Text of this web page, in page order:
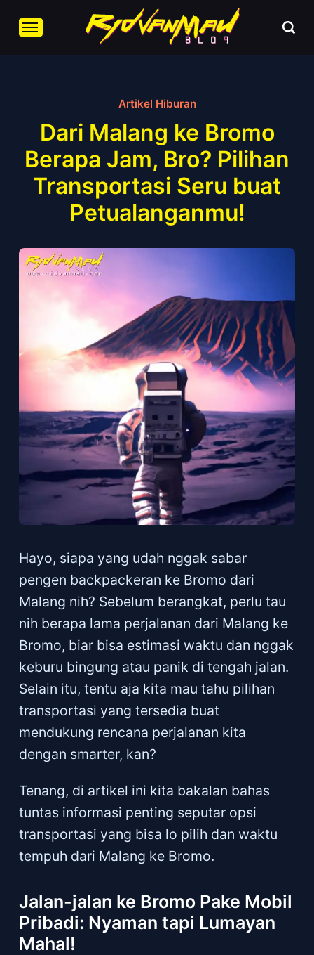
Artikel Hiburan
Dari Malang ke Bromo
Berapa Jam, Bro? Pilihan
Transportasi Seru buat
Petualanganmu!
Hayo, siapa yang udah nggak sabar
pengen backpackeran ke Bromo dari
Malang nih? Sebelum berangkat, perlu tau
nih berapa lama perjalanan dari Malang ke
Bromo, biar bisa estimasi waktu dan nggak
keburu bingung atau panik di tengah jalan.
Selain itu, tentu aja kita mau tahu pilihan
transportasi yang tersedia buat
mendukung rencana perjalanan kita
dengan smarter, kan?
Tenang, di artikel ini kita bakalan bahas
tuntas informasi penting seputar opsi
transportasi yang bisa lo pilih dan waktu
tempuh dari Malang ke Bromo.
Jalan-jalan ke Bromo Pake Mobil
Pribadi: Nyaman tapi Lumayan
Mahal!